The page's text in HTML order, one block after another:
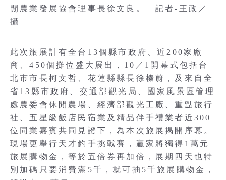
閒農業發展協會理事長徐文良。 記者-王政／
攝
此次旅展計有全台13個縣市政府、近200家廠
商、450個攤位盛大展出，10／1開幕式包括台
北市市長柯文哲、花蓮縣縣長徐榛蔚，及來自全
省13縣市政府、交通部觀光局、國家風景區管理
處農委會休閒農場、經濟部觀光工廠、重點旅行
社、五星級飯店民宿業及精品伴手禮業者近300
位同業嘉賓共同見證下，為本次旅展揭開序幕。
現場更舉行天才釣手挑戰賽，贏家將獨得1萬元
旅展購物金，等於五倍券再加倍，展期四天也特
別加碼只要消費滿5千，就可抽5千旅展購物金，